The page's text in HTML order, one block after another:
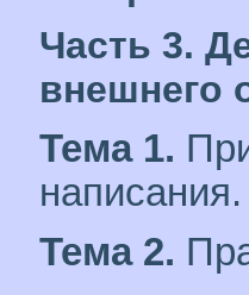
Часть 3.
внешнего
Тема 1.
написания.
Тема 2.